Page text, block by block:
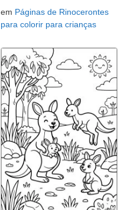
em Páginas de Rinocerontes
para colorir para crianças